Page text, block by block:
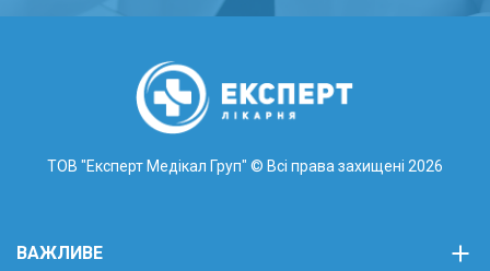
ТОВ "Експерт Медікал Груп" © Всі права захищені 2026
ВАЖЛИВЕ